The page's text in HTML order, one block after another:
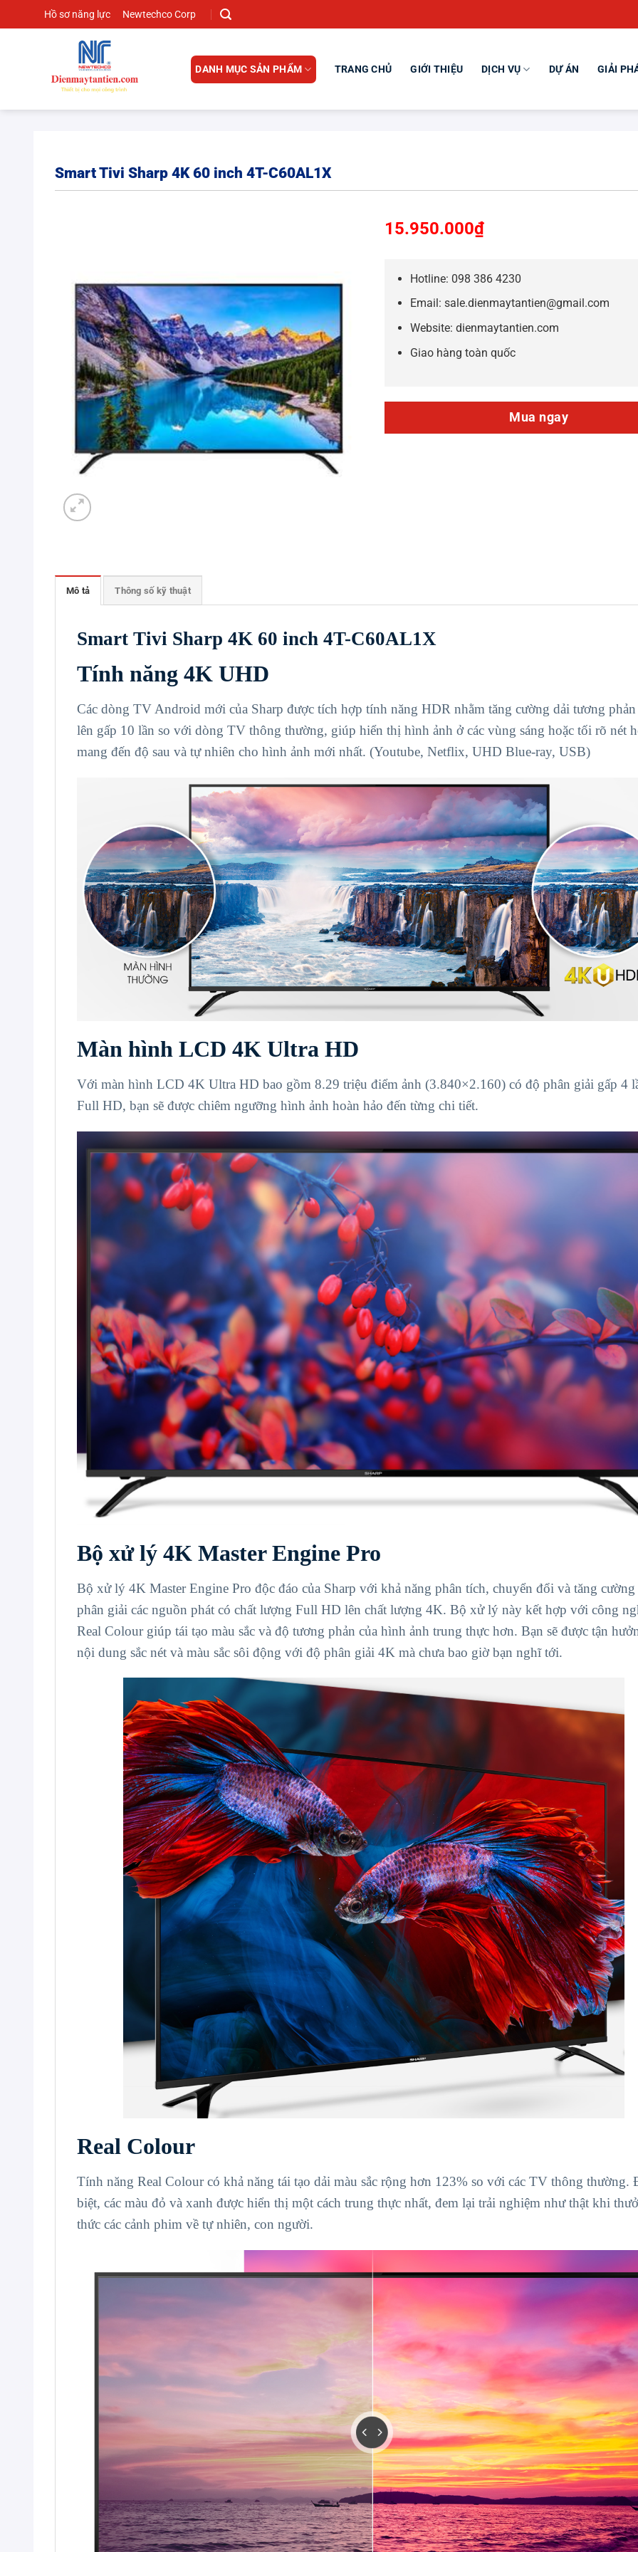
đến
Hồ sơ năng lực Newtechco Corp
DANH MỤC SẢN PHẨM TRANG CHỦ GIỚI THIỆU DỊCH VỤ DỰ ÁN GIẢI
Smart Tivi Sharp 4K 60 inch 4T-C60AL1X
15.950.000₫
Hotline: 098 386 4230
Email: sale.dienmaytantien@gmail.com
Website: dienmaytantien.com
Giao hàng toàn quốc
Mua ngay
Mô tả Thông số kỹ thuật
Smart Tivi Sharp 4K 60 inch 4T-C60AL1X
Tính năng 4K UHD
Các dòng TV Android mới của Sharp được tích hợp tính năng HDR nhằm tăng cường dải tương
lên gấp 10 lần so với dòng TV thông thường, giúp hiển thị hình ảnh ở các vùng sáng hoặc tối rõ nét
mang đến độ sau và tự nhiên cho hình ảnh mới nhất. (Youtube, Netflix, UHD Blue-ray, USB)
Màn hình LCD 4K Ultra HD
Với màn hình LCD 4K Ultra HD bao gồm 8.29 triệu điểm ảnh (3.840×2.160) có độ phân giải gấp 4
Full HD, bạn sẽ được chiêm ngưỡng hình ảnh hoàn hảo đến từng chi tiết.
Bộ xử lý 4K Master Engine Pro
Bộ xử lý 4K Master Engine Pro độc đáo của Sharp với khả năng phân tích, chuyển đổi và tăng
phân giải các nguồn phát có chất lượng Full HD lên chất lượng 4K. Bộ xử lý này kết hợp với công
Real Colour giúp tái tạo màu sắc và độ tương phản của hình ảnh trung thực hơn. Bạn sẽ được tận
nội dung sắc nét và màu sắc sôi động với độ phân giải 4K mà chưa bao giờ bạn nghĩ tới.
Real Colour
Tính năng Real Colour có khả năng tái tạo dải màu sắc rộng hơn 123% so với các TV thông thường.
biệt, các màu đỏ và xanh được hiển thị một cách trung thực nhất, đem lại trải nghiệm như thật khi
thức các cảnh phim về tự nhiên, con người.